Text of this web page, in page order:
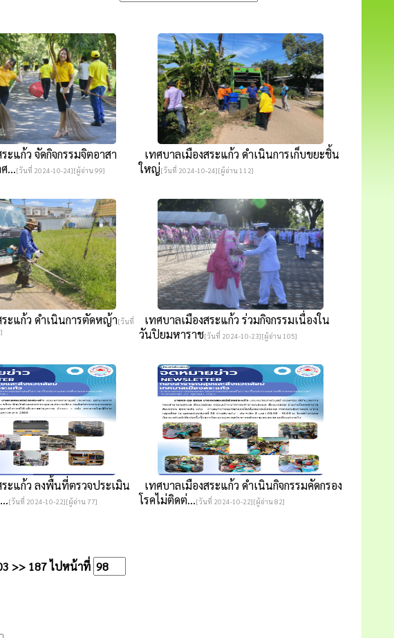
ะแก้ว จัดกิจกรรมจิตอาสา
...[วันที่ 2024-10-24][ผู้อ่าน 99]
เทศบาลเมืองสระแก้ว ดำเนินการเก็บขยะชิ้น
ใหญ่[วันที่ 2024-10-24][ผู้อ่าน 112]
ระแก้ว ดำเนินการตัดหญ้า[วันที่
เทศบาลเมืองสระแก้ว ร่วมกิจกรรมเนื่องใน
วันปิยมหาราช[วันที่ 2024-10-23][ผู้อ่าน 105]
ระแก้ว ลงพื้นที่ตรวจประเมิน
[วันที่ 2024-10-22][ผู้อ่าน 77]
เทศบาลเมืองสระแก้ว ดำเนินกิจกรรมคัดกรอง
โรคไม่ติดต่...[วันที่ 2024-10-22][ผู้อ่าน 82]
>> 187ไปหน้าที่